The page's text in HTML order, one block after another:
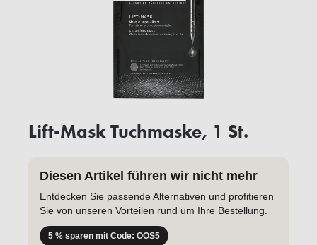
Lift-Mask Tuchmaske, 1 St.
Diesen Artikel führen wir nicht mehr
Entdecken Sie passende Alternativen und profitieren
Sie von unseren Vorteilen rund um Ihre Bestellung.
5 % sparen mit Code: OOS5